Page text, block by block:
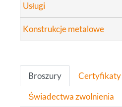
Usługi
Konstrukcje metalowe
Broszury
Certyfikaty
Świadectwa zwolnienia